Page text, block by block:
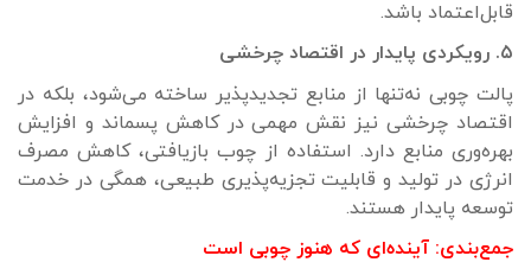
قابل‌اعتماد باشد.
۵. رویکردی پایدار در اقتصاد چرخشی
پالت چوبی نه‌تنها از منابع تجدیدپذیر ساخته می‌شود، بلکه در
اقتصاد چرخشی نیز نقش مهمی در کاهش پسماند و افزایش
بهره‌وری منابع دارد. استفاده از چوب بازیافتی، کاهش مصرف
انرژی در تولید و قابلیت تجزیه‌پذیری طبیعی، همگی در خدمت
توسعه پایدار هستند.
جمع‌بندی: آینده‌ای که هنوز چوبی است